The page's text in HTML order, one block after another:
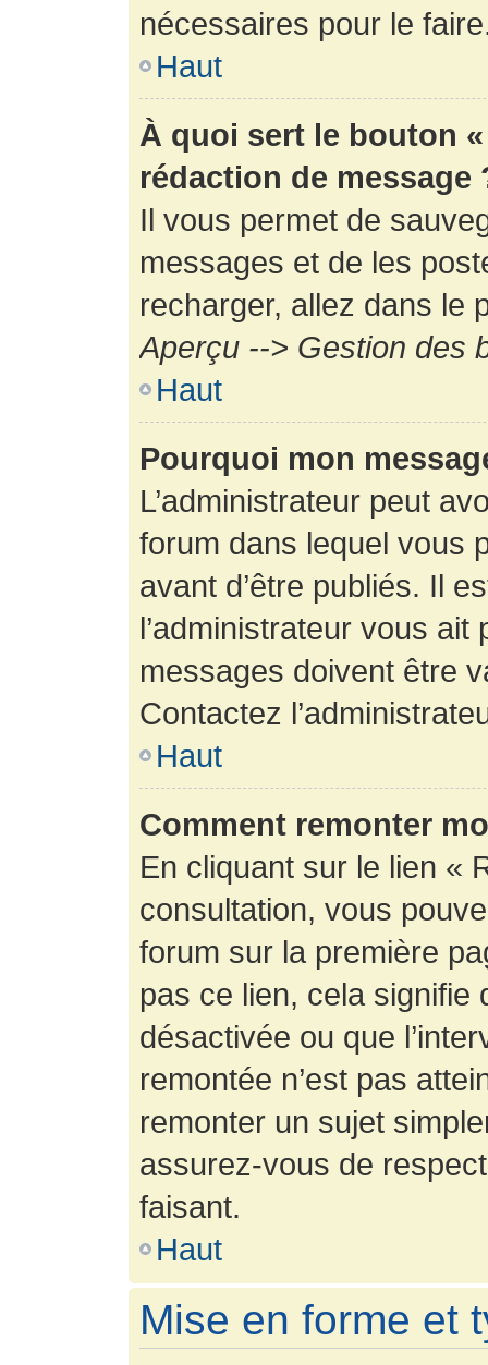
nécessaires pour le
Haut
À quoi sert le bouton
rédaction de message
Il vous permet de
messages et de les
recharger, allez dans le
Aperçu --> Gestion des
Haut
Pourquoi mon
L’administrateur peut
forum dans lequel vous
avant d’être publiés. Il
l’administrateur vous
messages doivent être
Contactez
Haut
Comment remonter
En cliquant sur le lien «
consultation, vous
forum sur la première
pas ce lien, cela signifie
désactivée ou que
remontée n’est pas
remonter un sujet
assurez-vous de
faisant.
Haut
Mise en forme et